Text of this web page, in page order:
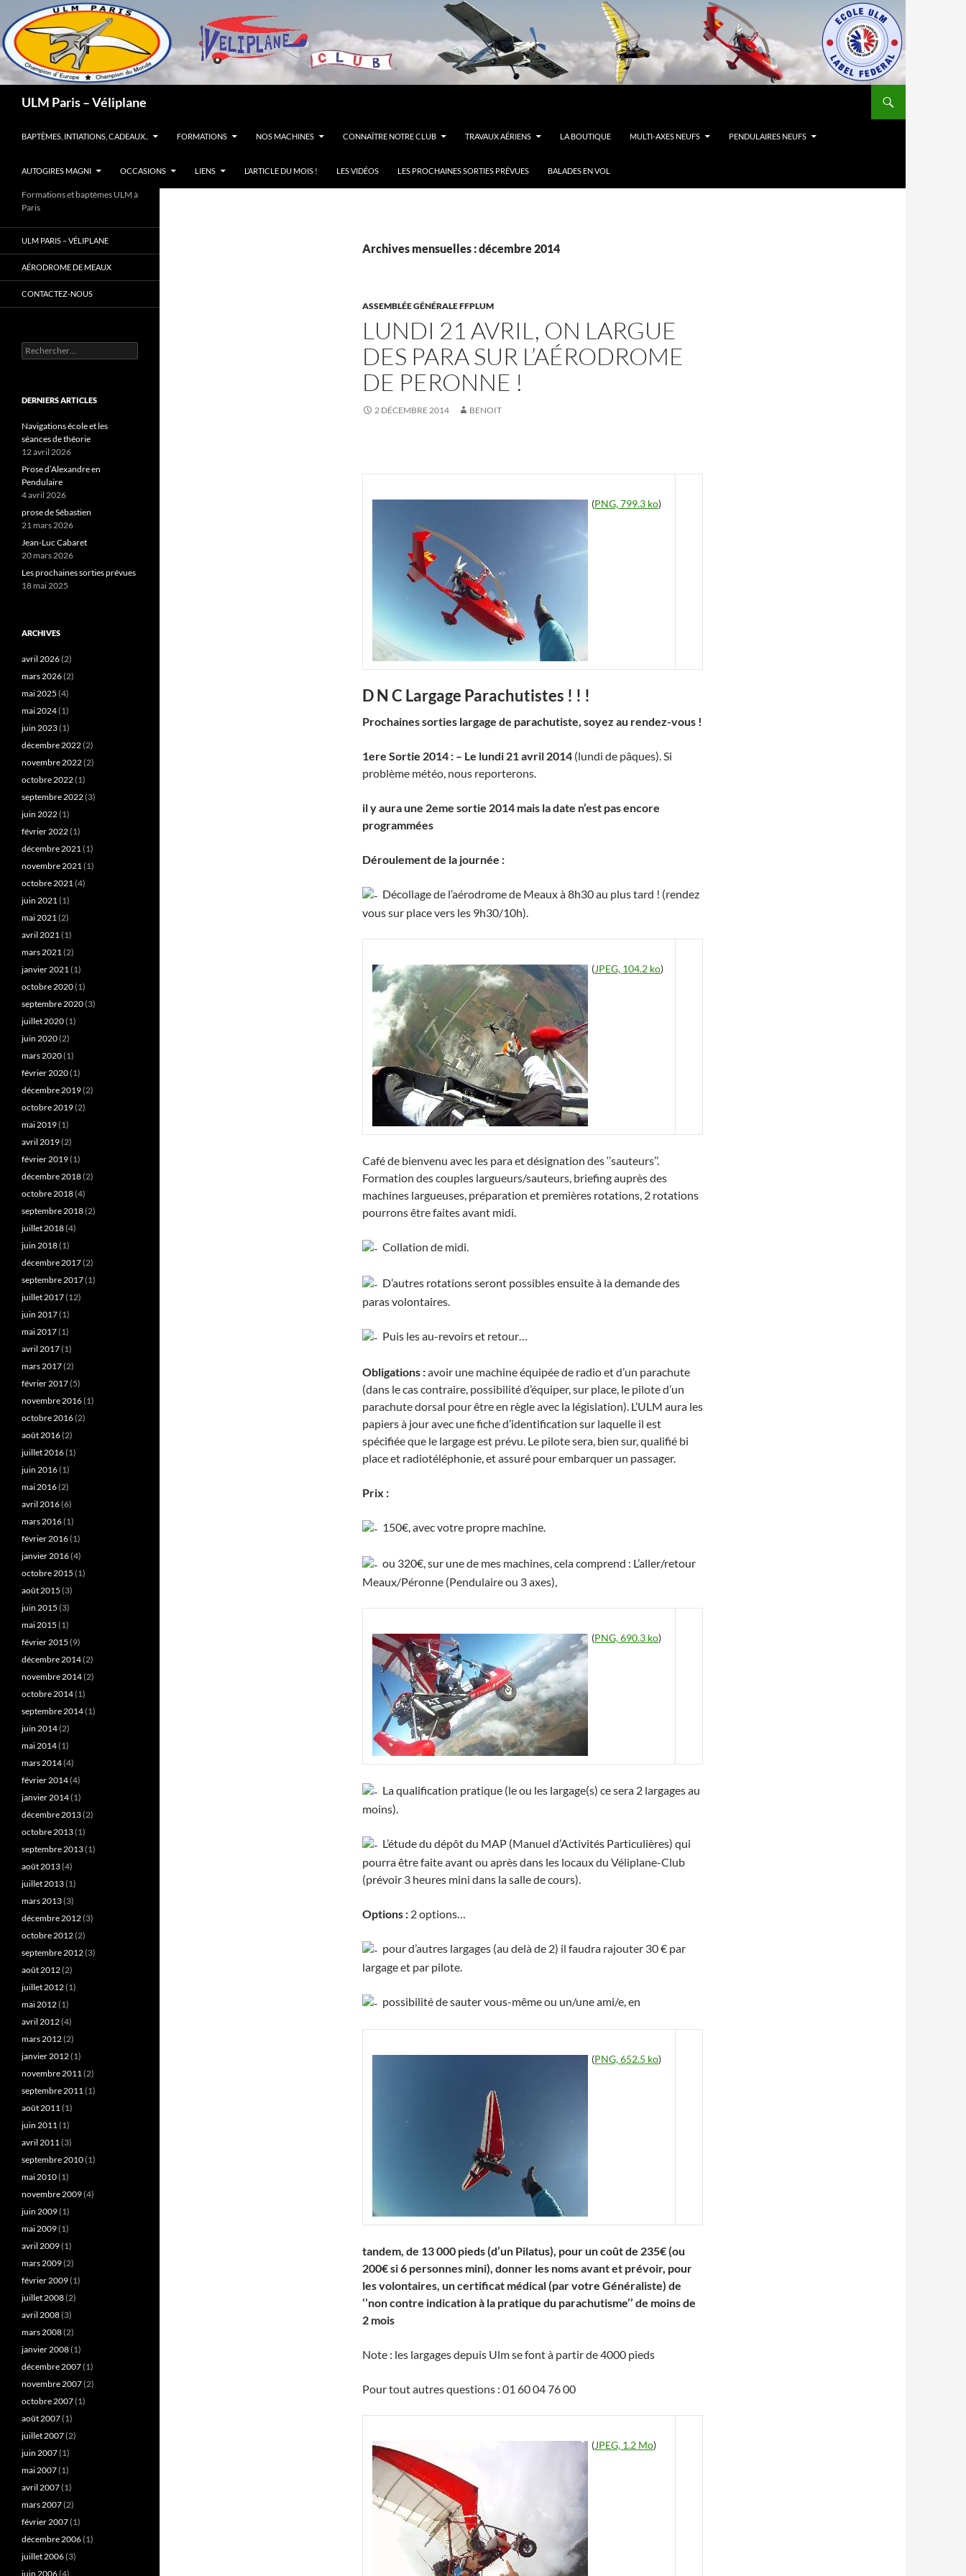
ULM Paris – Véliplane
BAPTÈMES, INTIATIONS, CADEAUX..
FORMATIONS NOS MACHINES CONNAÎTRE NOTRE CLUB TRAVAUX AÉRIENS LA BOUTIQUE MULTI-AXES NEUFS PENDULAIRES NEUFS
AUTOGIRES MAGNI OCCASIONS LIENS L’ARTICLE DU MOIS ! LES VIDÉOS LES PROCHAINES SORTIES PRÉVUES BALADES EN VOL
Archives mensuelles : décembre 2014
ASSEMBLÉE GÉNÉRALE FFPLUM
LUNDI 21 AVRIL, ON LARGUE
DES PARA SUR L’AÉRODROME
DE PERONNE !
2 DÉCEMBRE 2014 BENOIT
(PNG, 799.3 ko)
D N C Largage Parachutistes ! ! !
Prochaines sorties largage de parachutiste, soyez au rendez-vous !
1ere Sortie 2014 : – Le lundi 21 avril 2014 (lundi de pâques). Si
problème météo, nous reporterons.
il y aura une 2eme sortie 2014 mais la date n’est pas encore
programmées
Déroulement de la journée :
Décollage de l’aérodrome de Meaux à 8h30 au plus tard ! (rendez
vous sur place vers les 9h30/10h).
(JPEG, 104.2 ko)
Café de bienvenu avec les para et désignation des ‘’sauteurs’’.
Formation des couples largueurs/sauteurs, briefing auprès des
machines largueuses, préparation et premières rotations, 2 rotations
pourrons être faites avant midi.
Collation de midi.
D’autres rotations seront possibles ensuite à la demande des
paras volontaires.
Puis les au-revoirs et retour…
Obligations :avoir une machine équipée de radio et d’un parachute
(dans le cas contraire, possibilité d’équiper, sur place, le pilote d’un
parachute dorsal pour être en règle avec la législation). L’ULM aura les
papiers à jour avec une fiche d’identification sur laquelle il est
spécifiée que le largage est prévu. Le pilote sera, bien sur, qualifié bi
place et radiotéléphonie, et assuré pour embarquer un passager.
Prix :
150€, avec votre propre machine.
ou 320€, sur une de mes machines, cela comprend : L’aller/retour
Meaux/Péronne (Pendulaire ou 3 axes),
(PNG, 690.3 ko)
La qualification pratique (le ou les largage(s) ce sera 2 largages au
moins).
L’étude du dépôt du MAP (Manuel d’Activités Particulières) qui
pourra être faite avant ou après dans les locaux du Véliplane-Club
(prévoir 3 heures mini dans la salle de cours).
Options : 2 options…
pour d’autres largages (au delà de 2) il faudra rajouter 30 € par
largage et par pilote.
possibilité de sauter vous-même ou un/une ami/e, en
(PNG, 652.5 ko)
tandem, de 13 000 pieds (d’un Pilatus), pour un coût de 235€ (ou
200€ si 6 personnes mini), donner les noms avant et prévoir, pour
les volontaires, un certificat médical (par votre Généraliste) de
‘’non contre indication à la pratique du parachutisme’’ de moins de
2 mois
Note : les largages depuis Ulm se font à partir de 4000 pieds
Pour tout autres questions : 01 60 04 76 00
(JPEG, 1.2 Mo)
Formations et baptèmes ULM à
Paris
ULM PARIS – VÉLIPLANE
AÉRODROME DE MEAUX
CONTACTEZ-NOUS
Rechercher :
DERNIERS ARTICLES
Navigations école et les
séances de théorie
12 avril 2026
Prose d’Alexandre en
Pendulaire
4 avril 2026
prose de Sébastien
21 mars 2026
Jean-Luc Cabaret
20 mars 2026
Les prochaines sorties prévues
18 mai 2025
ARCHIVES
avril 2026(2)
mars 2026(2)
mai 2025 (4)
mai 2024(1)
juin 2023(1)
décembre 2022(2)
novembre 2022(2)
octobre 2022(1)
septembre 2022(3)
juin 2022(1)
février 2022(1)
décembre 2021(1)
novembre 2021(1)
octobre 2021(4)
juin 2021(1)
mai 2021(2)
avril 2021(1)
mars 2021(2)
janvier 2021(1)
octobre 2020(1)
septembre 2020(3)
juillet 2020(1)
juin 2020(2)
mars 2020(1)
février 2020(1)
décembre 2019(2)
octobre 2019(2)
mai 2019(1)
avril 2019(2)
février 2019(1)
décembre 2018(2)
octobre 2018(4)
septembre 2018(2)
juillet 2018(4)
juin 2018(1)
décembre 2017(2)
septembre 2017(1)
juillet 2017(12)
juin 2017(1)
mai 2017(1)
avril 2017(1)
mars 2017(2)
février 2017(5)
novembre 2016(1)
octobre 2016(2)
août 2016(2)
juillet 2016(1)
juin 2016(1)
mai 2016(2)
avril 2016(6)
mars 2016(1)
février 2016(1)
janvier 2016(4)
octobre 2015 (1)
août 2015 (3)
juin 2015 (3)
mai 2015 (1)
février 2015 (9)
décembre 2014(2)
novembre 2014(2)
octobre 2014(1)
septembre 2014(1)
juin 2014(2)
mai 2014(1)
mars 2014(4)
février 2014(4)
janvier 2014(1)
décembre 2013(2)
octobre 2013(1)
septembre 2013(1)
août 2013(4)
juillet 2013(1)
mars 2013(3)
décembre 2012(3)
octobre 2012(2)
septembre 2012(3)
août 2012(2)
juillet 2012(1)
mai 2012(1)
avril 2012(4)
mars 2012(2)
janvier 2012(1)
novembre 2011(2)
septembre 2011(1)
août 2011(1)
juin 2011(1)
avril 2011(3)
septembre 2010(1)
mai 2010(1)
novembre 2009(4)
juin 2009(1)
mai 2009(1)
avril 2009(1)
mars 2009(2)
février 2009(1)
juillet 2008(2)
avril 2008(3)
mars 2008(2)
janvier 2008(1)
décembre 2007(1)
novembre 2007(2)
octobre 2007(1)
août 2007(1)
juillet 2007(2)
juin 2007(1)
mai 2007(1)
avril 2007(1)
mars 2007(2)
février 2007(1)
décembre 2006(1)
juillet 2006(3)
juin 2006(4)